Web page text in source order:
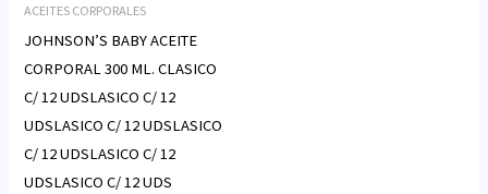
ACEITES CORPORALES
JOHNSON’S BABY ACEITE
CORPORAL 300 ML. CLASICO
C/ 12 UDSLASICO C/ 12
UDSLASICO C/ 12 UDSLASICO
C/ 12 UDSLASICO C/ 12
UDSLASICO C/ 12 UDS